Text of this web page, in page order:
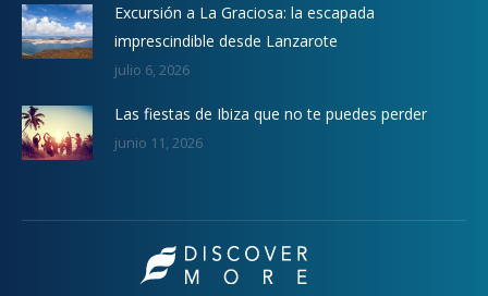
Excursión a La Graciosa: la escapada
imprescindible desde Lanzarote
julio 6, 2026
Las fiestas de Ibiza que no te puedes perder
junio 11, 2026